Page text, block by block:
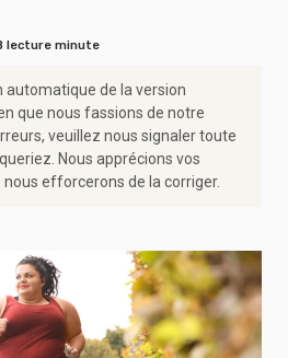
lecture minute
automatique de la version
que nous fassions de notre
veuillez nous signaler toute
Nous apprécions vos
efforcerons de la corriger.